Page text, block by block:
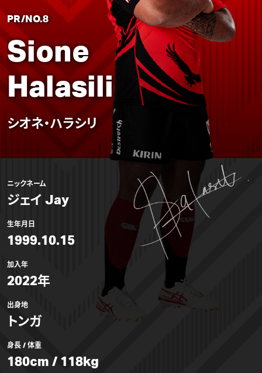
PR/NO.8
Sione
Halasili
シオネ・ハラシリ
ニックネーム
ジェイ Jay
生年月日
1999.10.15
加入年
2022年
出身地
トンガ
身長 / 体重
180cm / 118kg